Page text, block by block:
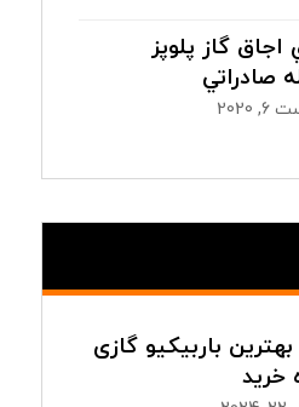
اجاق گاز پلوپز
صادراتي
2020
باربیکیو گازی
خرید